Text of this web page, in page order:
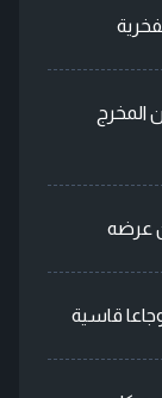
المخرج
عرضه
قاسية